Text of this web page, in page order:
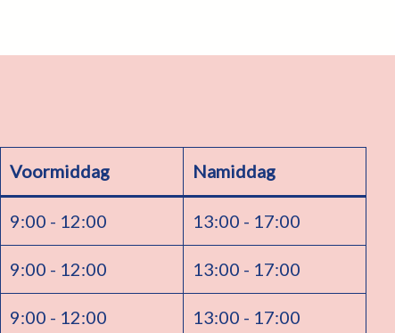
Voormiddag Namiddag
9:00 - 12:00 13:00 - 17:00
9:00 - 12:00 13:00 - 17:00
9:00 - 12:00 13:00 - 17:00